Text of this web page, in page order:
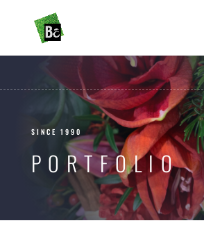
SINCE 1990
PORTFOLIO